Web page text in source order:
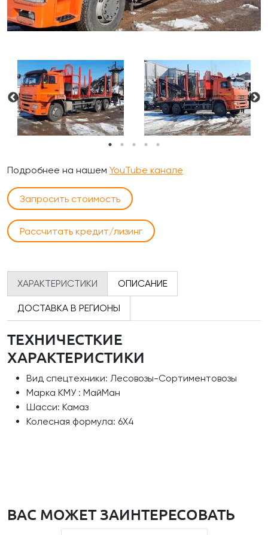
Подробнее на нашем YouTube канале
Запросить стоимость
Рассчитать кредит/лизинг
ХАРАКТЕРИСТИКИ ОПИСАНИЕ
ДОСТАВКА В РЕГИОНЫ
ТЕХНИЧЕСТКИЕ
ХАРАКТЕРИСТИКИ
Вид спецтехники: Лесовозы-Сортиментовозы
Марка КМУ : МайМан
Шасси: Камаз
Колесная формула: 6Х4
ВАС МОЖЕТ ЗАИНТЕРЕСОВАТЬ